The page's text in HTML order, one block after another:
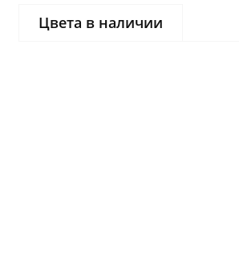
Цвета в наличии